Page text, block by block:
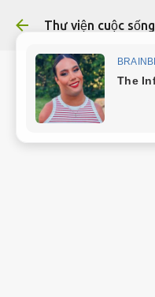
Thư viện cuộc sống